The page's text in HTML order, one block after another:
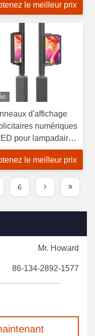
le meilleur prix
d'affichage
numériques
pour lampadaires
le meilleur prix
6
Mr. Howard
86-134-2892-1577